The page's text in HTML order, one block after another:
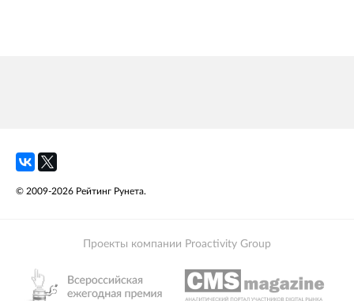
© 2009-2026 Рейтинг Рунета.
Проекты компании Proactivity Group